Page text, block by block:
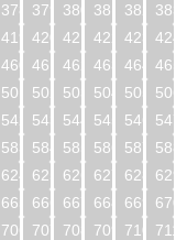
378 379 380 381 382 383
419 420 421 422 423 424
460 461 462 463 464 465
501 502 503 504 505 506
542 543 544 545 546 547
583 584 585 586 587 588
624 625 626 627 628 629
665 666 667 668 669 670
706 707 708 709 710 711